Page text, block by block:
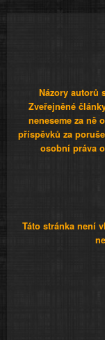
Názory autorů
Zveřejněné
neneseme za ně
příspěvků za
osobní práva
Táto stránka není